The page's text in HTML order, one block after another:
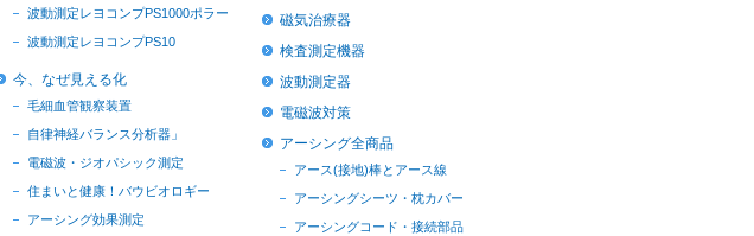
波動測定レヨコンプPS1000ポラー
波動測定レヨコンプPS10
今、なぜ見える化
毛細血管観察装置
自律神経バランス分析器」
電磁波・ジオパシック測定
住まいと健康！バウビオロギー
アーシング効果測定
磁気治療器
検査測定機器
波動測定器
電磁波対策
アーシング全商品
アース(接地)棒とアース線
アーシングシーツ・枕カバー
アーシングコード・接続部品